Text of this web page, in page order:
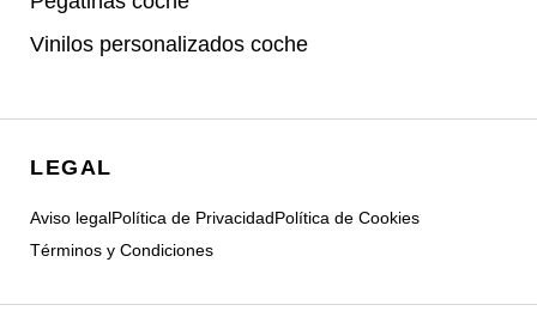
Vinilos personalizados coche
LEGAL
Aviso legalPolítica de PrivacidadPolítica de Cookies
Términos y Condiciones